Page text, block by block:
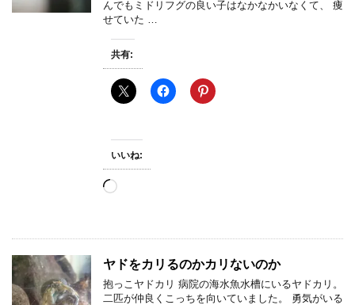
んでもミドリフグの良い子はなかなかいなくて、 痩
せていた …
共有:
いいね:
読
み
ヤドをカリるのかカリないのか
抱っこヤドカリ 病院の海水魚水槽にいるヤドカリ。
二匹が仲良くこっちを向いていました。 勇気がいる